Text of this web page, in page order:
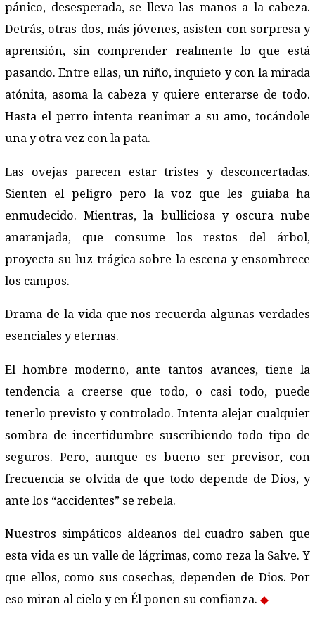
pánico, desesperada, se lleva las manos a la cabeza.
Detrás, otras dos, más jóvenes, asisten con sorpresa y
aprensión, sin comprender realmente lo que está
pasando. Entre ellas, un niño, inquieto y con la mirada
atónita, asoma la cabeza y quiere enterarse de todo.
Hasta el perro intenta reanimar a su amo, tocándole
una y otra vez con la pata.
Las ovejas parecen estar tristes y desconcertadas.
Sienten el peligro pero la voz que les guiaba ha
enmudecido. Mientras, la bulliciosa y oscura nube
anaranjada, que consume los restos del árbol,
proyecta su luz trágica sobre la escena y ensombrece
los campos.
Drama de la vida que nos recuerda algunas verdades
esenciales y eternas.
El hombre moderno, ante tantos avances, tiene la
tendencia a creerse que todo, o casi todo, puede
tenerlo previsto y controlado. Intenta alejar cualquier
sombra de incertidumbre suscribiendo todo tipo de
seguros. Pero, aunque es bueno ser previsor, con
frecuencia se olvida de que todo depende de Dios, y
ante los “accidentes” se rebela.
Nuestros simpáticos aldeanos del cuadro saben que
esta vida es un valle de lágrimas, como reza la Salve. Y
que ellos, como sus cosechas, dependen de Dios. Por
eso miran al cielo y en Él ponen su confianza.